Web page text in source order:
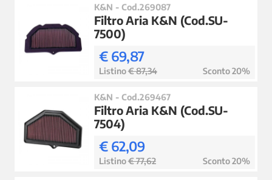
K&N - Cod.269087
Filtro Aria K&N (Cod.SU-
7500)
€ 69,87
Listino€ 87,34 Sconto 20%
K&N - Cod.269467
Filtro Aria K&N (Cod.SU-
7504)
€ 62,09
Listino€ 77,62 Sconto 20%